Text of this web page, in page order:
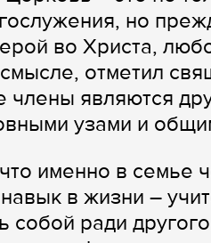
но
во Христа,
отметил
являются
узами и
именно в семье
в жизни –
ради